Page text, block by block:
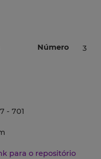
Número 3
- 701
para o repositório